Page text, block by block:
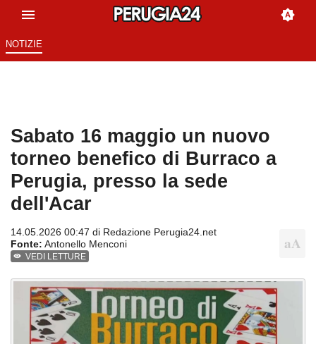
NOTIZIE
Sabato 16 maggio un nuovo
torneo benefico di Burraco a
Perugia, presso la sede
dell'Acar
14.05.2026 00:47 di Redazione Perugia24.net
Fonte: Antonello Menconi
VEDI LETTURE